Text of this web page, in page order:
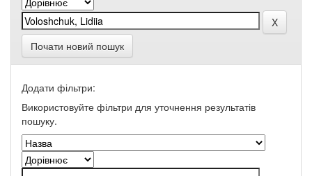
Почати новий пошук
Додати фільтри:
Використовуйте фільтри для уточнення результатів
пошуку.